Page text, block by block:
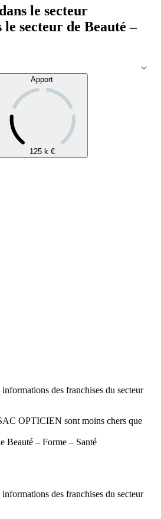
le secteur
secteur de Beauté –
Apport
125 k €
des franchises du secteur
OPTICIEN sont moins chers que
Beauté – Forme – Santé
des franchises du secteur